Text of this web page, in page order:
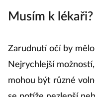
Musím k lékaři?
Zarudnutí očí by
Nejrychlejší
mohou být různé